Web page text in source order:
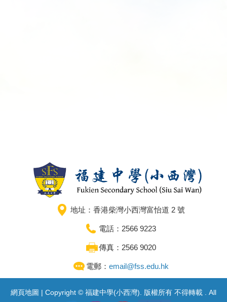
地址：香港柴灣小西灣富怡道 2 號
電話：2566 9223
傳真：2566 9020
電郵： email@fss.edu.hk
網頁地圖 | Copyright © 福建中學(小西灣). 版權所有 不得轉載 . All